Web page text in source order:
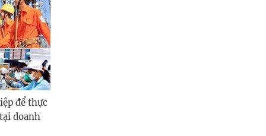
để thực
doanh